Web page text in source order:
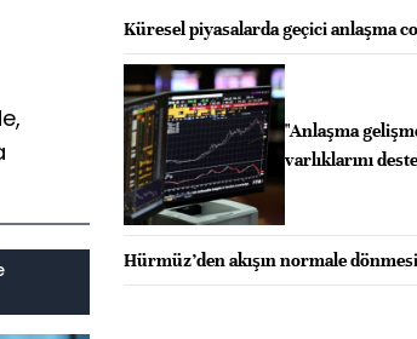
Küresel piyasalarda geçici anlaşma
"Anlaşma
varlıklarını
Hürmüz’den akışın normale